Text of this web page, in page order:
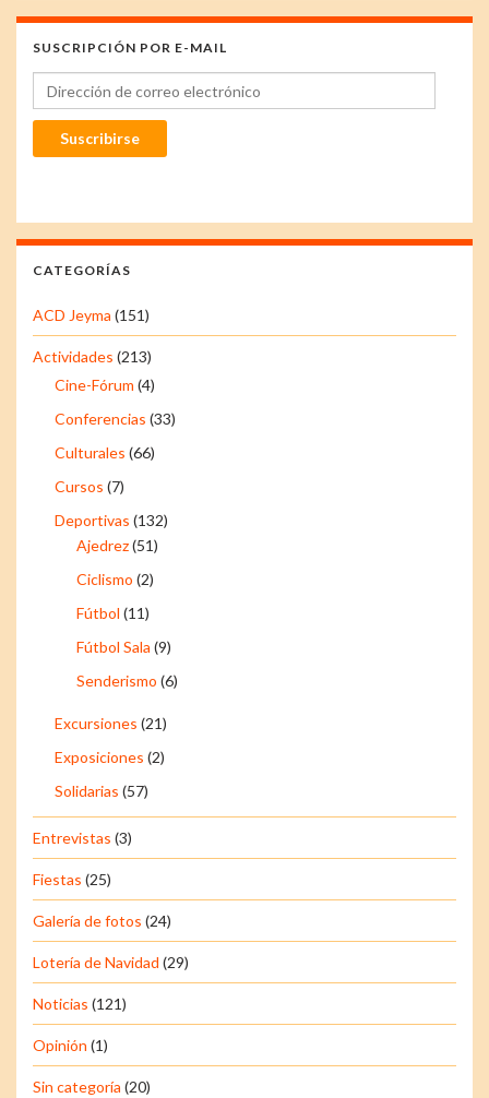
SUSCRIPCIÓN POR E-MAIL
Dirección de correo electrónico
Suscribirse
CATEGORÍAS
ACD Jeyma (151)
Actividades (213)
Cine-Fórum (4)
Conferencias (33)
Culturales (66)
Cursos (7)
Deportivas (132)
Ajedrez(51)
Ciclismo (2)
Fútbol (11)
Fútbol Sala (9)
Senderismo (6)
Excursiones (21)
Exposiciones (2)
Solidarias (57)
Entrevistas (3)
Fiestas (25)
Galería de fotos (24)
Lotería de Navidad (29)
Noticias (121)
Opinión (1)
Sin categoría (20)